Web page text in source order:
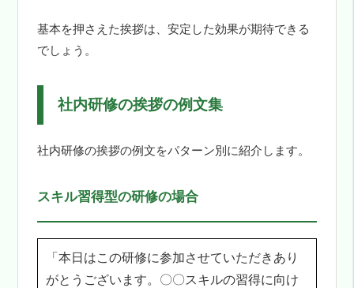
基本を押さえた挨拶は、安定した効果が期待できる
でしょう。
社内研修の挨拶の例文集
社内研修の挨拶の例文をパターン別に紹介します。
スキル習得型の研修の場合
「本日はこの研修に参加させていただきあり
がとうございます。〇〇スキルの習得に向け